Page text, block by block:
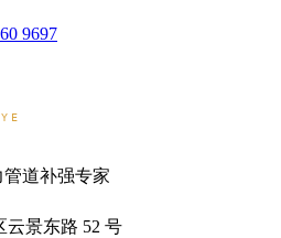
9697
管道补强专家
云景东路 52 号